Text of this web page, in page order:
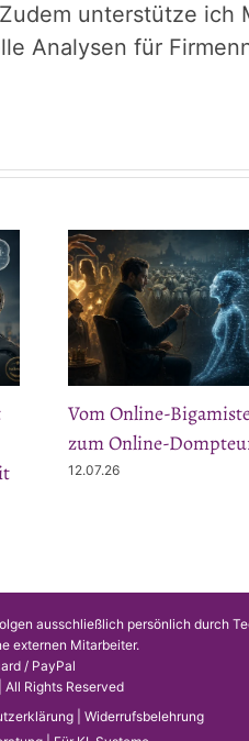
unterstütze ich
Analysen für
Vom Online-
zum Online-
12.07.26
ausschließlich persönlich durch
externen Mitarbeiter.
/ PayPal
All Rights Reserved
| Widerrufsbelehrung